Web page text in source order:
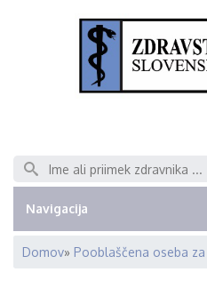
Išči
Navigacija
Breadcrumb
Domov Pooblaščena oseba